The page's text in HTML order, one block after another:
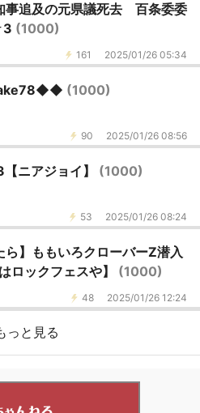
事追及の元県議死去 百条委委
(1000)
161 2025/01/26 05:34
(1000)
90 2025/01/26 08:56
ニアジョイ】 (1000)
53 2025/01/26 08:24
ら】ももいろクローバーZ潜入
ロックフェスや】 (1000)
48 2025/01/26 12:24
っと見る